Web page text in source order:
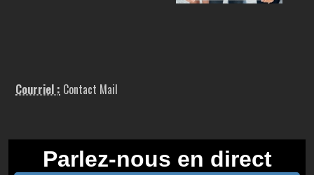
Courriel : Contact Mail